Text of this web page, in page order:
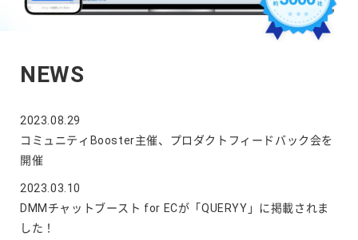
NEWS
2023.08.29
コミュニティBooster主催、プロダクトフィードバック会を
開催
2023.03.10
DMMチャットブースト for ECが「QUERYY」に掲載されま
した！